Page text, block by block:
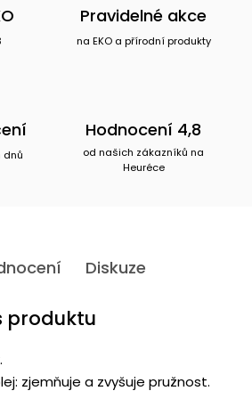
Pravidelné akce
na EKO a přírodní produkty
dnů
Hodnocení 4,8
od našich zákazníků na
Heuréce
Diskuze
produktu
zjemňuje a zvyšuje pružnost.